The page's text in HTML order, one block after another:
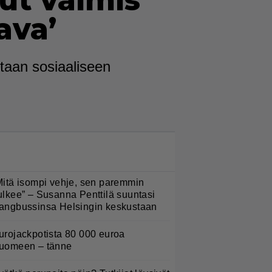
sosiaaliseen
isompi vehje, sen paremmin
– Susanna Penttilä suuntasi
Helsingin keskustaan
80 000 euroa
– tänne